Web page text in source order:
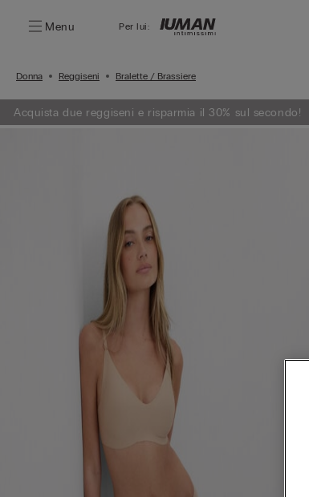
Menu Per lui:
Donna Reggiseni Bralette / Brassiere
Acquista due reggiseni e risparmia il 30% sul secondo!